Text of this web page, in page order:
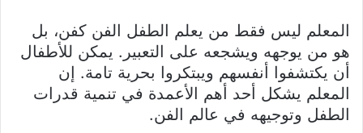
المعلم ليس فقط من يعلم الطفل الفن كفن، بل
هو من يوجهه ويشجعه على التعبير. يمكن للأطفال
أن يكتشفوا أنفسهم ويبتكروا بحرية تامة. إن
المعلم يشكل أحد أهم الأعمدة في تنمية قدرات
الطفل وتوجيهه في عالم الفن.